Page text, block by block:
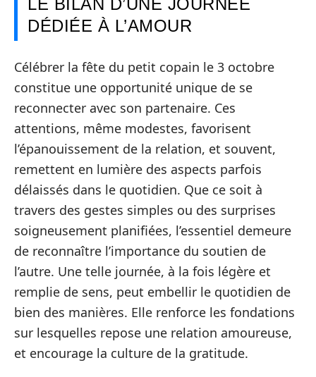
LE BILAN D’UNE JOURNÉE
DÉDIÉE À L’AMOUR
Célébrer la fête du petit copain le 3 octobre
constitue une opportunité unique de se
reconnecter avec son partenaire. Ces
attentions, même modestes, favorisent
l’épanouissement de la relation, et souvent,
remettent en lumière des aspects parfois
délaissés dans le quotidien. Que ce soit à
travers des gestes simples ou des surprises
soigneusement planifiées, l’essentiel demeure
de reconnaître l’importance du soutien de
l’autre. Une telle journée, à la fois légère et
remplie de sens, peut embellir le quotidien de
bien des manières. Elle renforce les fondations
sur lesquelles repose une relation amoureuse,
et encourage la culture de la gratitude.